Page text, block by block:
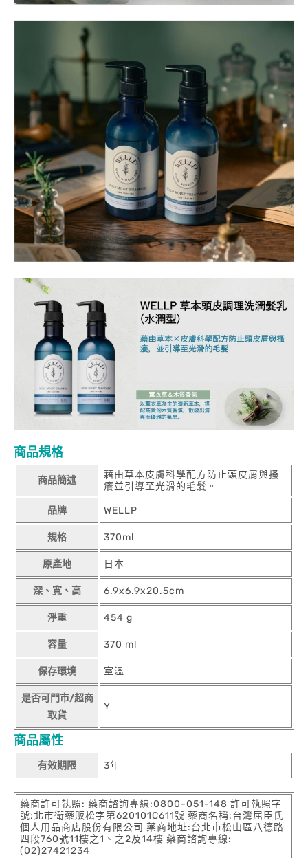
商品規格
商品簡述
藉由草本皮膚科學配方防止頭皮屑與搔
癢並引導至光滑的毛髮。
品牌 WELLP
規格 370ml
原產地 日本
深、寬、高 6.9x6.9x20.5cm
淨重 454 g
容量 370 ml
保存環境 室溫
是否可門市/超商
取貨
Y
商品屬性
有效期限 3年
藥商許可執照: 藥商諮詢專線:0800-051-148 許可執照字
號:北市衛藥販松字第620101C611號 藥商名稱:台灣屈臣氏
個人用品商店股份有限公司 藥商地址:台北市松山區八德路
四段760號11樓之1、之2及14樓 藥商諮詢專線:
(02)27421234